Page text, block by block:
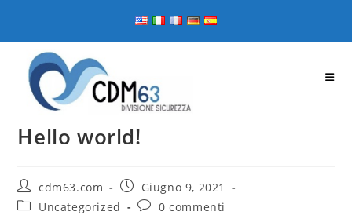
contenuto
Hello world!
Autore
dell'articolo:
cdm63.com
Articolo
pubblicato:
Giugno 9, 2021
Categoria
Uncategorized
Commenti
0 commenti